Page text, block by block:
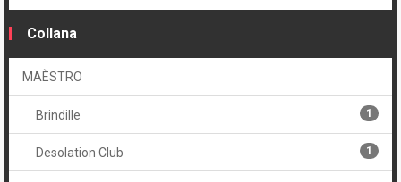
Collana
MAÈSTRO
Brindille 1
Desolation Club 1